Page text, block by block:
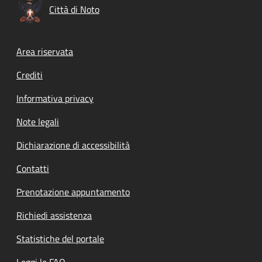
Città di Noto
Footer menu
Area riservata
Crediti
Informativa privacy
Note legali
Dichiarazione di accessibilità
Contatti
Prenotazione appuntamento
Richiedi assistenza
Statistiche del portale